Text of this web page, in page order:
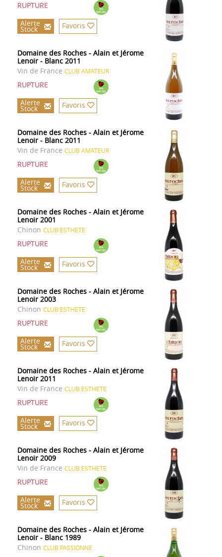
RUPTURE
Alerte
Stock Favoris
Domaine des Roches - Alain et Jérome
Lenoir - Blanc 2011
Vin de France CLUB AMATEUR
RUPTURE
Alerte
Stock Favoris
Domaine des Roches - Alain et Jérome
Lenoir - Blanc 2011
Vin de France CLUB AMATEUR
RUPTURE
Alerte
Stock Favoris
Domaine des Roches - Alain et Jérome
Lenoir 2001
Chinon CLUB ESTHETE
RUPTURE
Alerte
Stock Favoris
Domaine des Roches - Alain et Jérome
Lenoir 2003
Chinon CLUB ESTHETE
RUPTURE
Alerte
Stock Favoris
Domaine des Roches - Alain et Jérome
Lenoir 2011
Vin de France CLUB ESTHETE
RUPTURE
Alerte
Stock Favoris
Domaine des Roches - Alain et Jérome
Lenoir 2009
Vin de France CLUB ESTHETE
RUPTURE
Alerte
Stock Favoris
Domaine des Roches - Alain et Jérome
Lenoir - Blanc 1989
Chinon CLUB PASSIONNE